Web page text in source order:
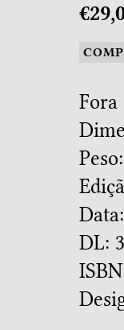
Fora
DL: